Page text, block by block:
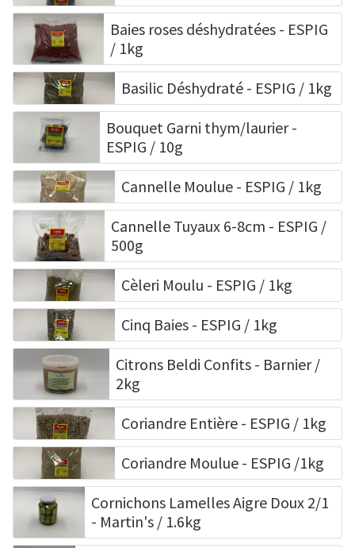
Baies roses déshydratées - ESPIG
/ 1kg
Basilic Déshydraté - ESPIG / 1kg
Bouquet Garni thym/laurier -
ESPIG / 10g
Cannelle Moulue - ESPIG / 1kg
Cannelle Tuyaux 6-8cm - ESPIG /
500g
Cèleri Moulu - ESPIG / 1kg
Cinq Baies - ESPIG / 1kg
Citrons Beldi Confits - Barnier /
2kg
Coriandre Entière - ESPIG / 1kg
Coriandre Moulue - ESPIG /1kg
Cornichons Lamelles Aigre Doux 2/1
- Martin's / 1.6kg